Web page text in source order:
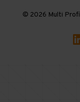
© 2026 Multi